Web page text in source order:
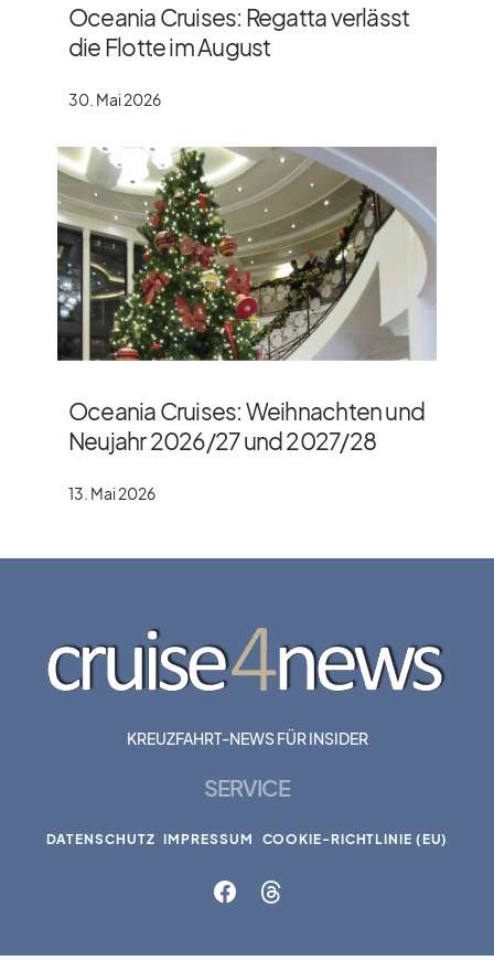
Oceania Cruises: Regatta verlässt
die Flotte im August
30. Mai 2026
Oceania Cruises: Weihnachten und
Neujahr 2026/​27 und 2027/​28
13. Mai 2026
KREUZFAHRT-NEWS FÜR INSIDER
SERVICE
DATENSCHUTZ IMPRESSUM COOKIE-RICHTLINIE (EU)